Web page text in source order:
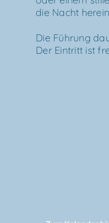
die Nacht
Die Füh­rung
Der Ein­tritt ist